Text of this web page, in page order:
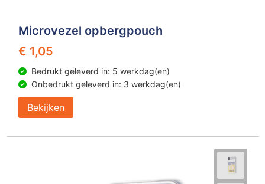
Microvezel opbergpouch
€ 1,05
Bedrukt geleverd in: 5 werkdag(en)
Onbedrukt geleverd in: 3 werkdag(en)
Bekijken